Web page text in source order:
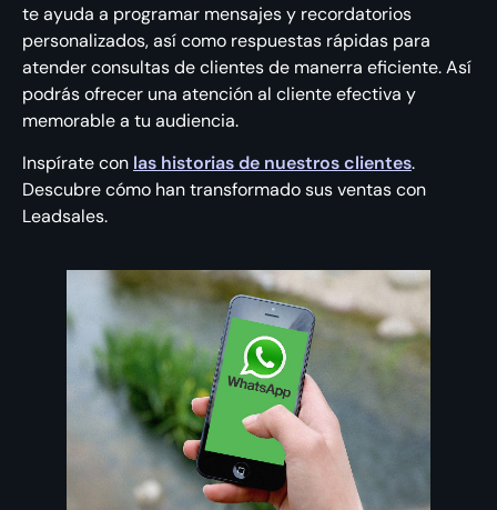
te ayuda a programar mensajes y recordatorios
personalizados, así como respuestas rápidas para
atender consultas de clientes de manerra eficiente. Así
podrás ofrecer una atención al cliente efectiva y
memorable a tu audiencia.
Inspírate con las historias de nuestros clientes.
Descubre cómo han transformado sus ventas con
Leadsales.